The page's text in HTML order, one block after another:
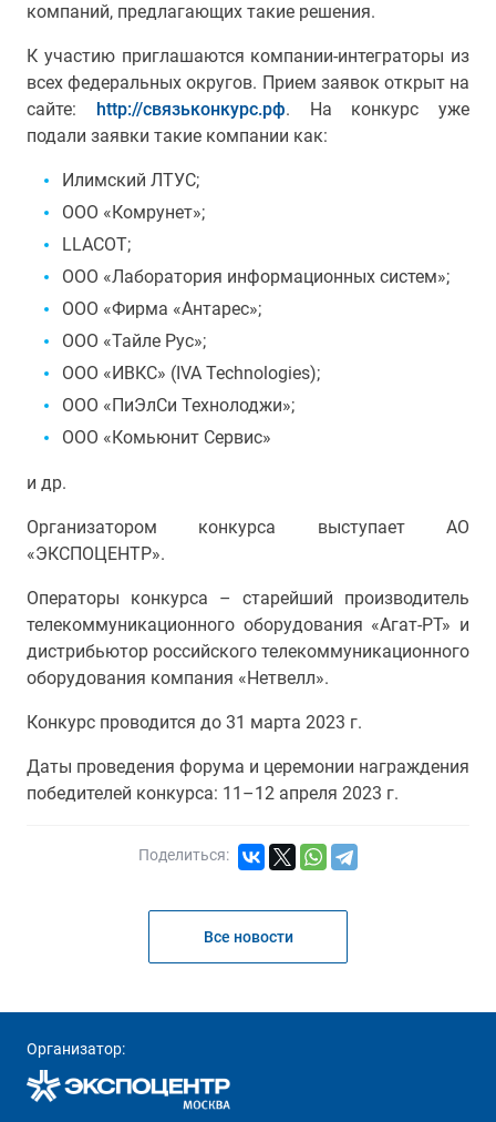
компаний, предлагающих такие решения.
К участию приглашаются компании-интеграторы из
всех федеральных округов. Прием заявок открыт на
сайте: http://связьконкурс.рф. На конкурс уже
подали заявки такие компании как:
Илимский ЛТУС;
ООО «Комрунет»;
LLACOT;
ООО «Лаборатория информационных систем»;
ООО «Фирма «Антарес»;
ООО «Тайле Рус»;
ООО «ИВКС» (IVA Technologies);
ООО «ПиЭлСи Технолоджи»;
ООО «Комьюнит Сервис»
и др.
Организатором конкурса выступает АО
«ЭКСПОЦЕНТР».
Операторы конкурса – старейший производитель
телекоммуникационного оборудования «Агат-РТ» и
дистрибьютор российского телекоммуникационного
оборудования компания «Нетвелл».
Конкурс проводится до 31 марта 2023 г.
Даты проведения форума и церемонии награждения
победителей конкурса: 11–12 апреля 2023 г.
Поделиться:
Все новости
Организатор: